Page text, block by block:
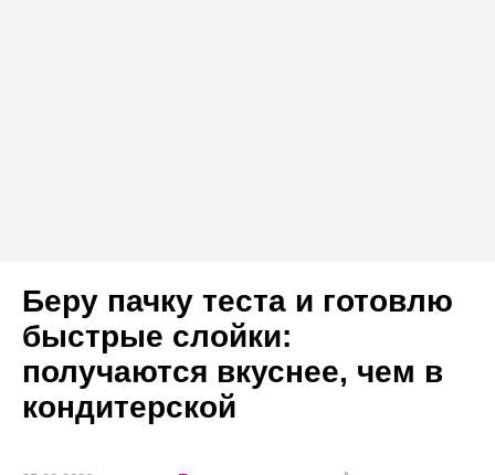
Беру пачку теста и готовлю
быстрые слойки:
получаются вкуснее, чем в
кондитерской